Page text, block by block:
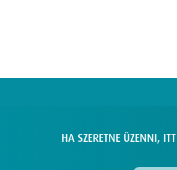
HA SZERETNE ÜZENNI,